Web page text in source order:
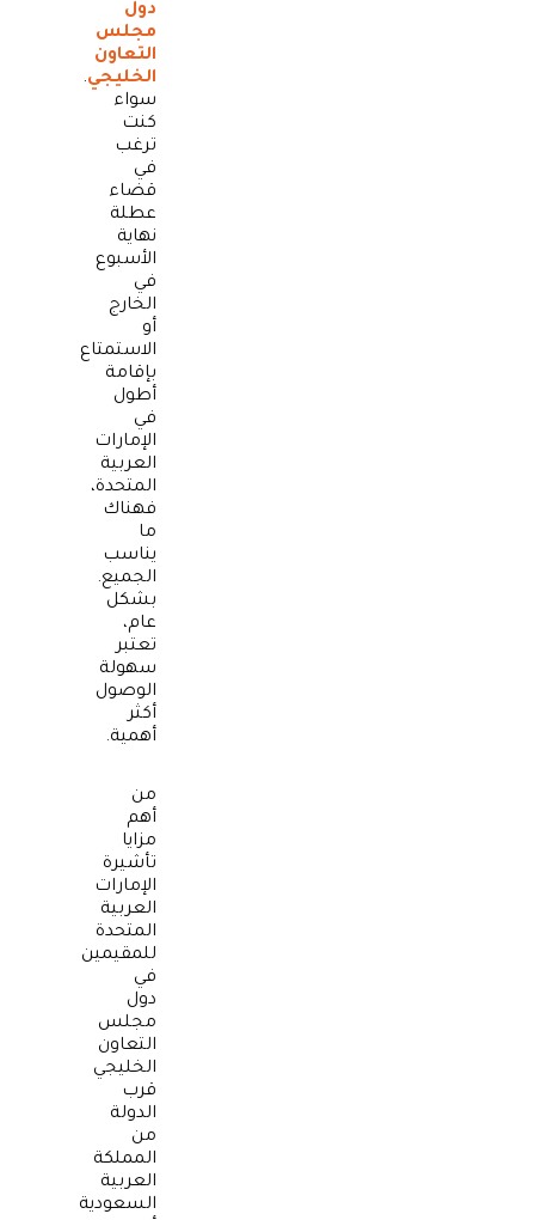
دول
مجلس
التعاون
الخليجي.
سواء
كنت
ترغب
في
قضاء
عطلة
نهاية
الأسبوع
في
الخارج
أو
الاستمتاع
بإقامة
أطول
في
الإمارات
العربية
المتحدة،
فهناك
ما
يناسب
الجميع.
بشكل
عام،
تعتبر
سهولة
الوصول
أكثر
أهمية.
من
أهم
مزايا
تأشيرة
الإمارات
العربية
المتحدة
للمقيمين
في
دول
مجلس
التعاون
الخليجي
قرب
الدولة
من
المملكة
العربية
السعودية